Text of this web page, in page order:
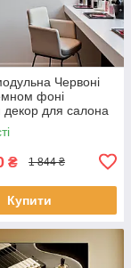
Червоні
фоні
декор для салона
Друк на
з 3х частин
₴ 1 844 ₴
Купити